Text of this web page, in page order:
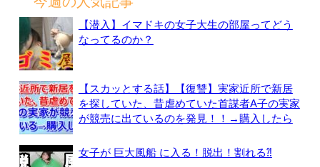
【潜入】イマドキの女子大生の部屋ってどう
なってるのか？
【スカッとする話】【復讐】実家近所で新居
を探していた、昔虐めていた首謀者A子の実家
が競売に出ているのを発見！！→購入したら
女子が 巨大風船 に入る！脱出！割れる⁈